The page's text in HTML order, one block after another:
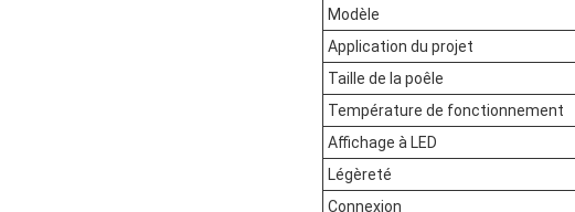
Modèle
Application du projet
Taille de la poêle
Température de fonctionnement
Affichage à LED
Légèreté
Connexion